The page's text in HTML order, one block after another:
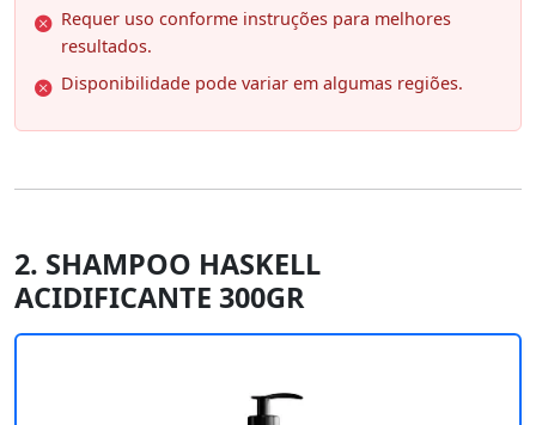
Requer uso conforme instruções para melhores
resultados.
Disponibilidade pode variar em algumas regiões.
2. SHAMPOO HASKELL
ACIDIFICANTE 300GR